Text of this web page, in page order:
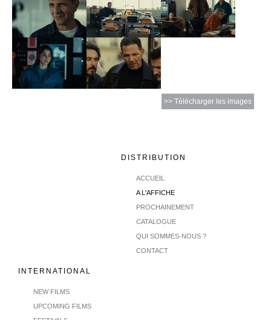
>> Télécharger les images
DISTRIBUTION
ACCUEIL
A L'AFFICHE
PROCHAINEMENT
CATALOGUE
QUI SOMMES-NOUS ?
CONTACT
INTERNATIONAL
NEW FILMS
UPCOMING FILMS